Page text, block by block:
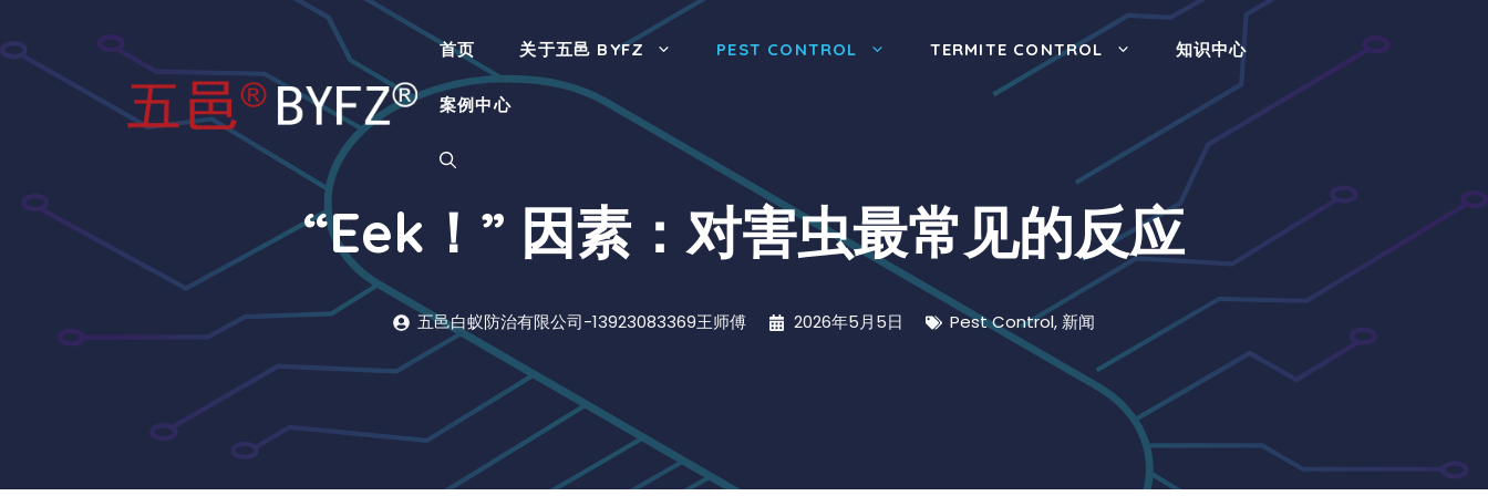
至
内
首页 关于五邑 BYFZ PEST CONTROL TERMITE CONTROL 知识中心
案例中心
“Eek！” 因素：对害虫最常见的反应
五邑白蚁防治有限公司-13923083369王师傅 2026年5月5日 Pest Control, 新闻